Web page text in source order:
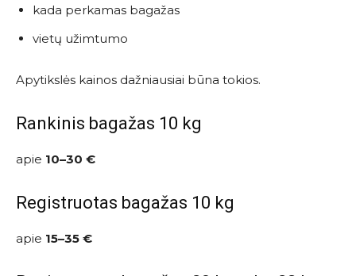
kada perkamas bagažas
vietų užimtumo
Apytikslės kainos dažniausiai būna tokios.
Rankinis bagažas 10 kg
apie 10–30 €
Registruotas bagažas 10 kg
apie 15–35 €